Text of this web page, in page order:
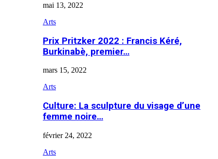
mai 13, 2022
Arts
Prix Pritzker 2022 : Francis Kéré,
Burkinabè, premier…
mars 15, 2022
Arts
Culture: La sculpture du visage d’une
femme noire…
février 24, 2022
Arts